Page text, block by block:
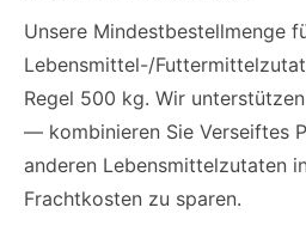
Unsere Mindestbestellmenge
Lebensmittel-/
Regel 500 kg. Wir
— kombinieren Sie Verseiftes
anderen Lebensmittelzutaten
Frachtkosten zu sparen.